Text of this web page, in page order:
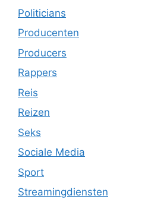
Politicians
Producenten
Producers
Rappers
Reis
Reizen
Seks
Sociale Media
Sport
Streamingdiensten